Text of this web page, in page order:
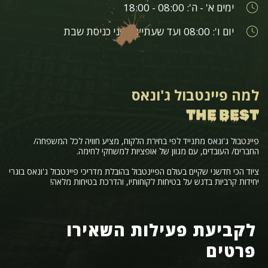
ימים א' - ה': 08:00 - 18:00
יום ו': 08:00 ועד שעתיים לפני כניסת שבת
למה פיינטבול ג'ונאס
THE BEST
פיינטבול ג'ונאס מתנייד לפי בחירת הלקוח, מציע חוויה לכל המשפחה/
החברים/ העובדים, עם מגוון של אופציות למשחקי לחימה.
ציוד הכי חדשני שקיים בעולם הפיינטבול בהובלת מדריכי פיינטבול ג'ונאס בוגרי
יחידות קרביות בדגש על בטיחות לקוחותיו, והדרכת בטיחות מלאה!
לקביעת פעילות השאירו
פרטים